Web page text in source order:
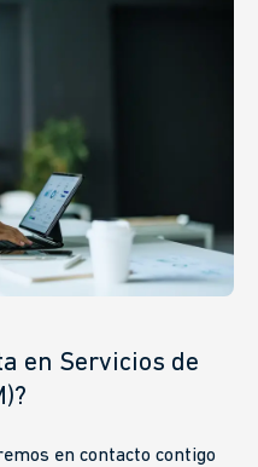
en Servicios de
en contacto contigo